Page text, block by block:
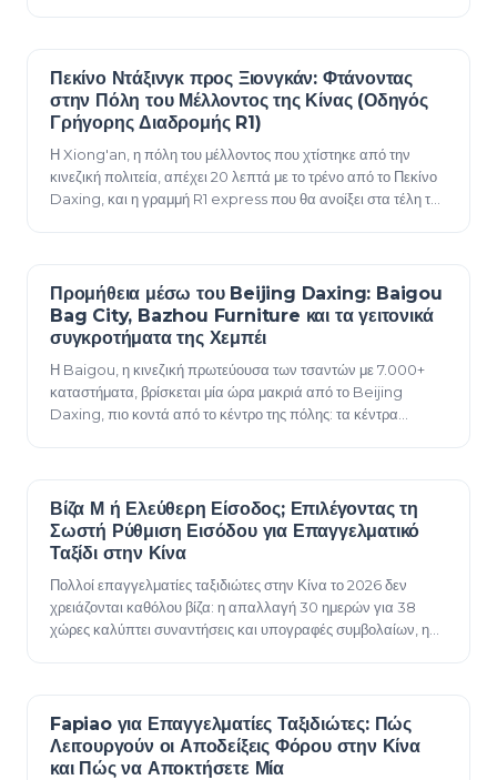
12 Ιουνίου 2026
Πεκίνο Ντάξινγκ προς Ξιονγκάν: Φτάνοντας
στην Πόλη του Μέλλοντος της Κίνας (Οδηγός
Γρήγορης Διαδρομής R1)
Η Xiong'an, η πόλη του μέλλοντος που χτίστηκε από την
κινεζική πολιτεία, απέχει 20 λεπτά με το τρένο από το Πεκίνο
Daxing, και η γραμμή R1 express που θα ανοίξει στα τέλη του
12 Ιουνίου 2026
Προμήθεια μέσω του Beijing Daxing: Baigou
Bag City, Bazhou Furniture και τα γειτονικά
συγκροτήματα της Χεμπέι
Η Baigou, η κινεζική πρωτεύουσα των τσαντών με 7.000+
καταστήματα, βρίσκεται μία ώρα μακριά από το Beijing
Daxing, πιο κοντά από το κέντρο της πόλης: τα κέντρα
12 Ιουνίου 2026
Βίζα Μ ή Ελεύθερη Είσοδος; Επιλέγοντας τη
Σωστή Ρύθμιση Εισόδου για Επαγγελματικό
Ταξίδι στην Κίνα
Πολλοί επαγγελματίες ταξιδιώτες στην Κίνα το 2026 δεν
χρειάζονται καθόλου βίζα: η απαλλαγή 30 ημερών για 38
χώρες καλύπτει συναντήσεις και υπογραφές συμβολαίων, η
12 Ιουνίου 2026
Fapiao για Επαγγελματίες Ταξιδιώτες: Πώς
Λειτουργούν οι Αποδείξεις Φόρου στην Κίνα
και Πώς να Αποκτήσετε Μία